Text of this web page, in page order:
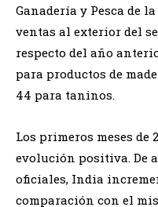
Ganadería y Pesca de
ventas al exterior del
respecto del año
para productos de
44 para taninos.
Los primeros meses de
evolución positiva. De
oficiales, India
comparación con el